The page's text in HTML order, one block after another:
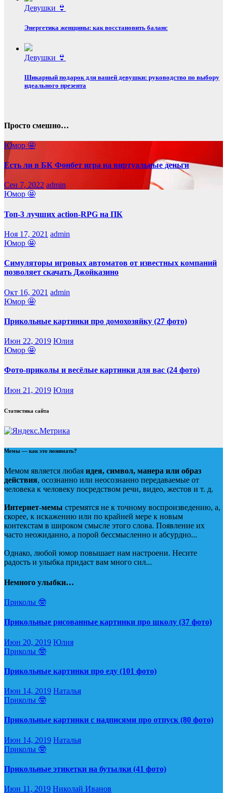
Девушки 👙
Энергетика женщины: как восстановить баланс
Девушки 👙
Шикарный подарок для вашей девушки: руководство по выбору
идеального презента
Просто смешно…
Юмор 🤩
Есть ли в БК Фонбет игра на виртуальные деньги
Сен 7, 2022 admin
Юмор 🤩
Топ-3 лучших action-RPG на ПК
Ноя 17, 2021 admin
Юмор 🤩
Симуляторы игровых автоматов от известных компаний
позволяет скачать Джойказино
Окт 16, 2021 admin
Юмор 🤩
Прикольные картинки про домохозяйку (27 фото)
Июн 22, 2019 Юлия
Юмор 🤩
Фото-приколы и весёлые картинки для вас (24 фото)
Июн 21, 2019 Юлия
Статистика сайта
Мемы — как это понимать?
Мемом является любая идея, символ, манера или образ
действия, осознанно или неосознанно передаваемые от
человека к человеку посредством речи, видео, жестов и т. д.
Интернет-мемы стремятся не к точному воспроизведению, а,
скорее, к искажению или по крайней мере к новым
контекстам в широком смысле этого слова. Появление их
часто неожиданно, а порой бессмысленно и абсурдно...
Однако, любой юмор повышает нам настроени. Несите
радость и улыбка придаст вам много сил...
Немного улыбки…
Приколы 🤓
Прикольные рисованные картинки про школу (37 фото)
Июн 20, 2019 Юлия
Приколы 🤓
Прикольные картинки про еду (101 фото)
Июн 14, 2019 Наталья
Приколы 🤓
Прикольные картинки с надписями про отпуск (80 фото)
Июн 14, 2019 Наталья
Приколы 🤓
Прикольные этикетки на бутылки (41 фото)
Июн 11, 2019 Николай Иванов